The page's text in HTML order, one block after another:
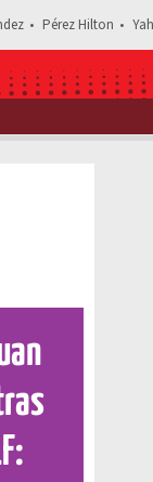
Pérez Hilton
esta noticia